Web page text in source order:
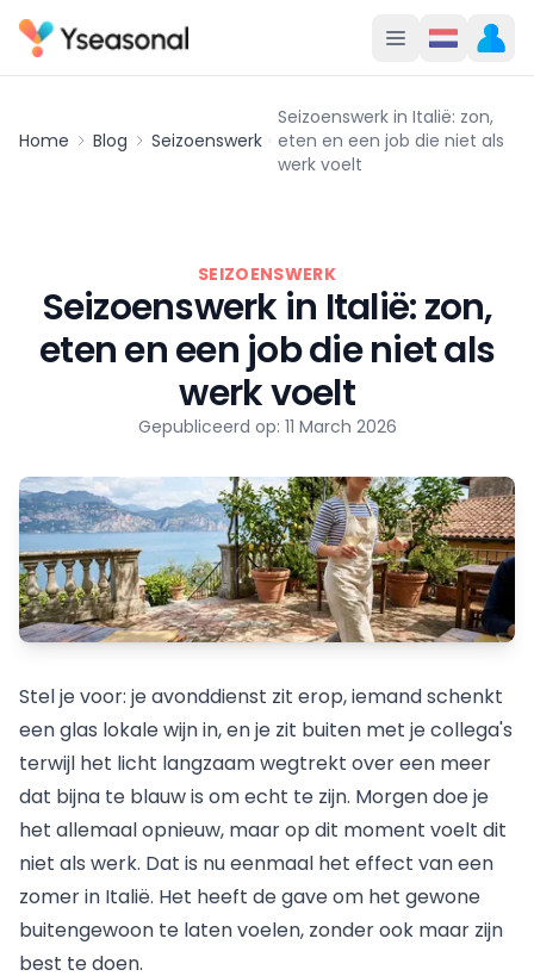
Home Blog Seizoenswerk
Seizoenswerk in Italië: zon,
eten en een job die niet als
werk voelt
SEIZOENSWERK
Seizoenswerk in Italië: zon,
eten en een job die niet als
werk voelt
Gepubliceerd op: 11 March 2026
Stel je voor: je avonddienst zit erop, iemand schenkt
een glas lokale wijn in, en je zit buiten met je collega's
terwijl het licht langzaam wegtrekt over een meer
dat bijna te blauw is om echt te zijn. Morgen doe je
het allemaal opnieuw, maar op dit moment voelt dit
niet als werk. Dat is nu eenmaal het effect van een
zomer in Italië. Het heeft de gave om het gewone
buitengewoon te laten voelen, zonder ook maar zijn
best te doen.